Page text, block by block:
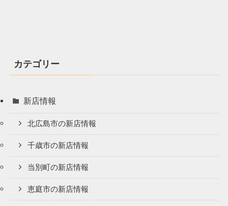
カテゴリー
新店情報
北広島市の新店情報
千歳市の新店情報
当別町の新店情報
恵庭市の新店情報